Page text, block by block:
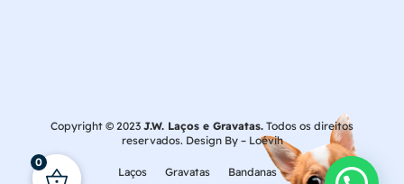
Copyright © 2023 J.W. Laços e Gravatas. Todos os direitos
reservados. Design By – Loévih
Laços Gravatas
Bandanas
0